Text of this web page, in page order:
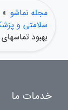
مجله نماشو »
سلامتی و
بهبود
خدمات ما